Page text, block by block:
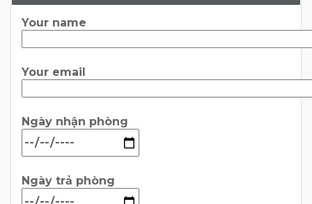
Your name
Your email
Ngày nhận phòng
Ngày trả phòng